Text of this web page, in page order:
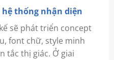
hệ thống nhận diện
sẽ phát triển concept
font chữ, style minh
tắc thị giác. Ở giai